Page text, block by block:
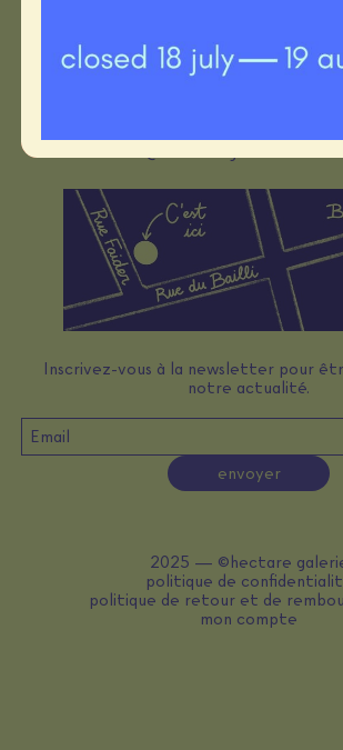
Inscrivez-vous à la newsletter pour
notre actualité.
envoyer
2025 — ©hectare
politique de
politique de retour et de
mon compte